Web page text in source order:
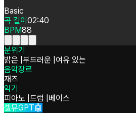
Basic
곡 길이 02:40
BPM88
분위기
밝은 부드러운 여유 있는
음악장르
재즈
악기
피아노 드럼
베이스
셀뮤GPT🤖